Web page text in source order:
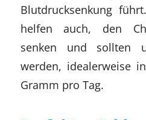
Blutdrucksenkung
helfen auch, den
senken und sollten
werden, idealerweise
Gramm pro Tag.